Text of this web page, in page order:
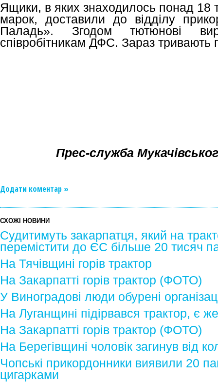
Ящики, в яких знаходилось понад 18
марок, доставили до відділу
Паладь». Згодом тютюнові
співробітникам ДФС. Зараз тривають
Прес-служба
Додати коментар »
СХОЖІ НОВИНИ
Судитимуть закарпатця, який на
перемістити до ЄС більше 20 тисяч
На Тячівщині горів трактор
На Закарпатті горів трактор (ФОТО)
У Виноградові люди обурені
На Луганщині підірвався трактор, є
На Закарпатті горів трактор (ФОТО)
На Берегівщині чоловік загинув від
Чопські прикордонники виявили 20
цигарками